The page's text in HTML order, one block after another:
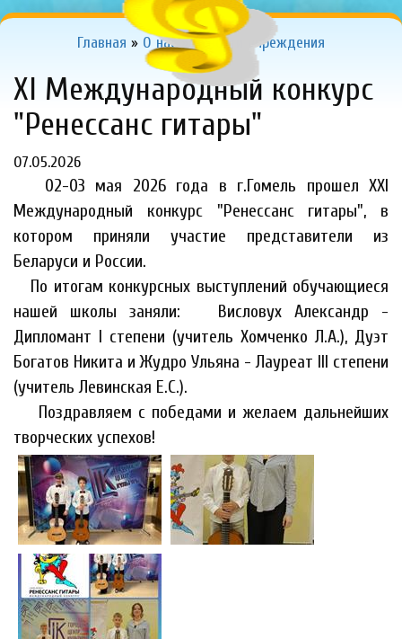
Главная » О нас»Новости учреждения
Xl Международный конкурс
"Ренессанс гитары"
07.05.2026
02-03 мая 2026 года в г.Гомель прошел XXl
Международный конкурс "Ренессанс гитары", в
котором приняли участие представители из
Беларуси и России.
По итогам конкурсных выступлений обучающиеся
нашей школы заняли: Висловух Александр -
Дипломант l степени (учитель Хомченко Л.А.), Дуэт
Богатов Никита и Жудро Ульяна - Лауреат llI степени
(учитель Левинская Е.С.).
Поздравляем с победами и желаем дальнейших
творческих успехов!